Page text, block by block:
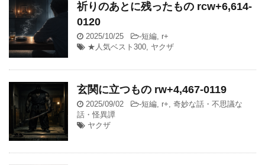
祈りのあとに残ったもの rcw+6,614-
0120
2025/10/25 -短編, r+
★人気ベスト300, ヤクザ
玄関に立つもの rw+4,467-0119
2025/09/02 -短編, r+, 奇妙な話・不思議な
話・怪異譚
ヤクザ